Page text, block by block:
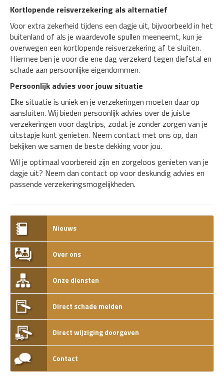
Kortlopende reisverzekering als alternatief
Voor extra zekerheid tijdens een dagje uit, bijvoorbeeld in het
buitenland of als je waardevolle spullen meeneemt, kun je
overwegen een kortlopende reisverzekering af te sluiten.
Hiermee ben je voor die ene dag verzekerd tegen diefstal en
schade aan persoonlijke eigendommen.
Persoonlijk advies voor jouw situatie
Elke situatie is uniek en je verzekeringen moeten daar op
aansluiten. Wij bieden persoonlijk advies over de juiste
verzekeringen voor dagtrips, zodat je zonder zorgen van je
uitstapje kunt genieten. Neem contact met ons op, dan
bekijken we samen de beste dekking voor jou.
Wil je optimaal voorbereid zijn en zorgeloos genieten van je
dagje uit? Neem dan contact op voor deskundig advies en
passende verzekeringsmogelijkheden.
Nieuws
Over ons
Onze diensten
Direct schade melden
Direct wijziging doorgeven
Contact